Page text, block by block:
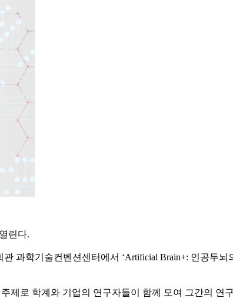
린다.
과학기술컨벤션센터에서 ‘Artificial Brain+: 인공두
제로 학계와 기업의 연구자들이 함께 모여 그간의 연